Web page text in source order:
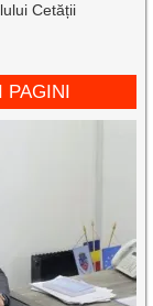
Cetății
PAGINI